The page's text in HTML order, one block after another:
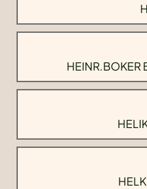
HEINR.BOKER